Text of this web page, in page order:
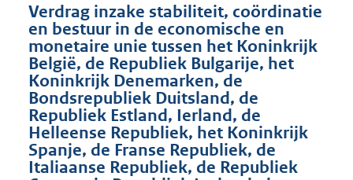
Verdrag inzake stabiliteit, coördinatie
en bestuur in de economische en
monetaire unie tussen het Koninkrijk
België, de Republiek Bulgarije, het
Koninkrijk Denemarken, de
Bondsrepubliek Duitsland, de
Republiek Estland, Ierland, de
Helleense Republiek, het Koninkrijk
Spanje, de Franse Republiek, de
Italiaanse Republiek, de Republiek